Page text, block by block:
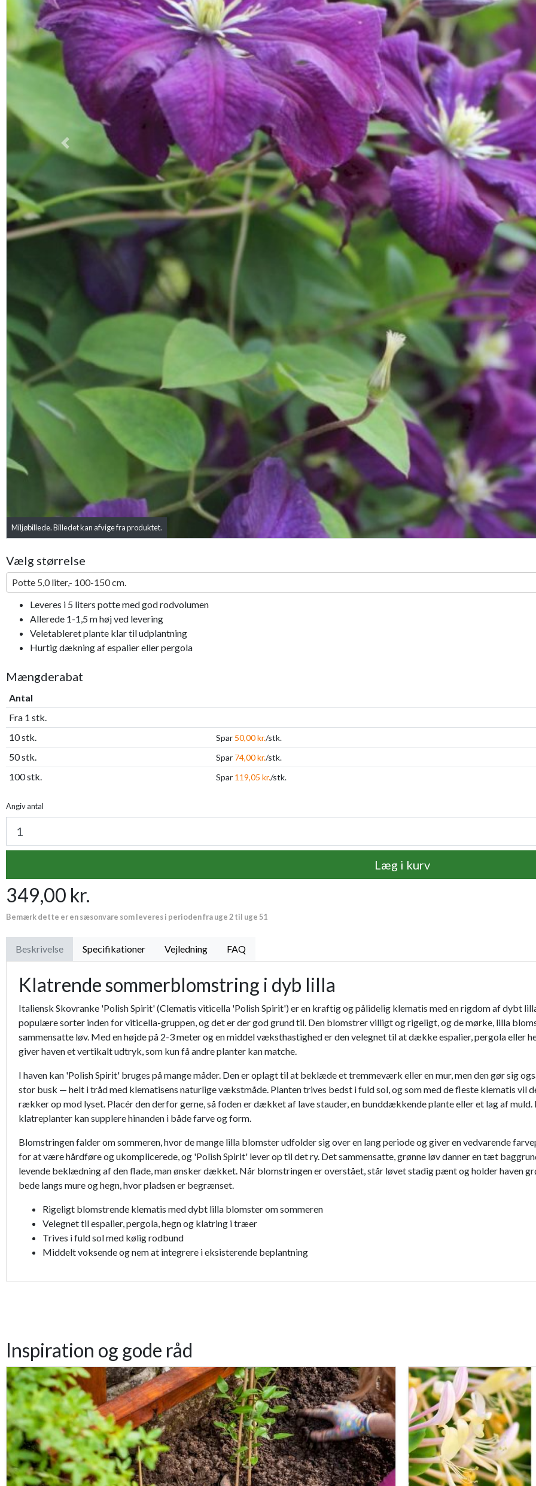
Miljøbillede. Billedet kan afvige fra produktet.
Previous
Vælg størrelse
Potte 5,0 liter,- 100-150 cm.
Leveres i 5 liters potte med god rodvolumen
Allerede 1-1,5 m høj ved levering
Veletableret plante klar til udplantning
Hurtig dækning af espalier eller pergola
Mængderabat
Antal
Fra 1 stk.
10 stk.
Spar 50,00 kr./stk.
50 stk. Spar 74,00 kr./stk.
100 stk. Spar 119,05 kr./stk.
Angiv antal
Læg i kurv
349,00 kr.
Bemærk dette er en sæsonvare som leveres i perioden fra uge 2 til uge 51
Beskrivelse Specifikationer Vejledning FAQ
Klatrende sommerblomstring i dyb lilla
Italiensk Skovranke 'Polish Spirit' (Clematis viticella 'Polish Spirit') er en kraftig og pålidelig klematis med en rigdom af dybt
populære sorter inden for viticella-gruppen, og det er der god grund til. Den blomstrer villigt og rigeligt, og de mørke, lilla
sammensatte løv. Med en højde på 2-3 meter og en middel væksthastighed er den velegnet til at dække espalier, pergola eller
giver haven et vertikalt udtryk, som kun få andre planter kan matche.
I haven kan 'Polish Spirit' bruges på mange måder. Den er oplagt til at beklæde et tremmeværk eller en mur, men den gør sig
stor busk — helt i tråd med klematisens naturlige vækstmåde. Planten trives bedst i fuld sol, og som med de fleste klematis vil
rækker op mod lyset. Placér den derfor gerne, så foden er dækket af lave stauder, en bunddækkende plante eller et lag af
klatreplanter kan supplere hinanden i både farve og form.
Blomstringen falder om sommeren, hvor de mange lilla blomster udfolder sig over en lang periode og giver en vedvarende
for at være hårdføre og ukomplicerede, og 'Polish Spirit' lever op til det ry. Det sammensatte, grønne løv danner en tæt
levende beklædning af den flade, man ønsker dækket. Når blomstringen er overstået, står løvet stadig pænt og holder haven
bede langs mure og hegn, hvor pladsen er begrænset.
Rigeligt blomstrende klematis med dybt lilla blomster om sommeren
Velegnet til espalier, pergola, hegn og klatring i træer
Trives i fuld sol med kølig rodbund
Middelt voksende og nem at integrere i eksisterende beplantning
Inspiration og gode råd